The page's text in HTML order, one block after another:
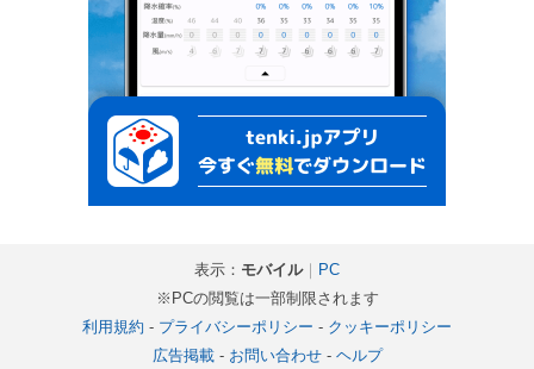
表示： モバイル｜ PC
※PCの閲覧は一部制限されます
利用規約 - プライバシーポリシー - クッキーポリシー
広告掲載- お問い合わせ- ヘルプ